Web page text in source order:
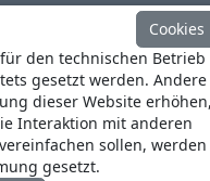
GmbH. All Rights
Cookies
den technischen Betrieb
gesetzt werden. Andere
dieser Website
Interaktion mit anderen
sollen, werden
gesetzt.